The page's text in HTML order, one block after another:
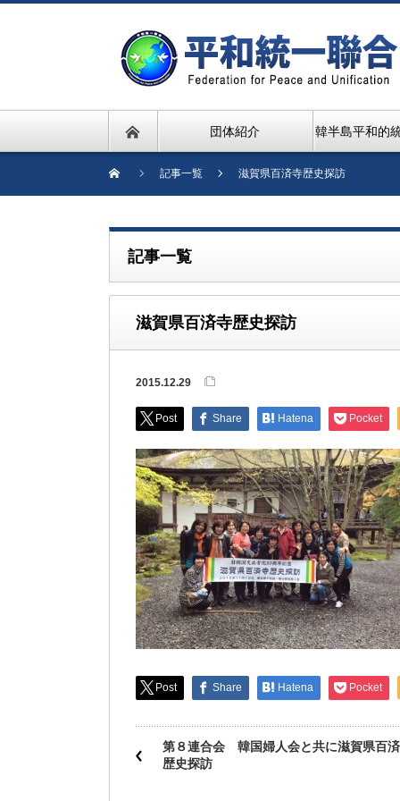
団体紹介 韓半島平和的
記事一覧 滋賀県百済寺歴史探訪
記事一覧
滋賀県百済寺歴史探訪
2015.12.29
Post Share Hatena Pocket
Post Share Hatena Pocket
第８連合会 韓国婦人会と共に滋賀県百
歴史探訪